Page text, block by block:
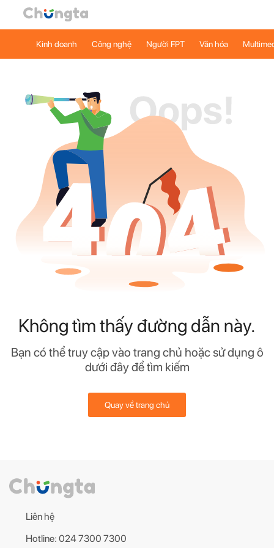
Kinh doanh Công nghệ Người FPT Văn hóa
Không tìm thấy đường dẫn này.
Bạn có thể truy cập vào trang chủ hoặc sử dụng ô
dưới đây để tìm kiếm
Quay về trang chủ
Liên hệ
Hotline: 024 7300 7300